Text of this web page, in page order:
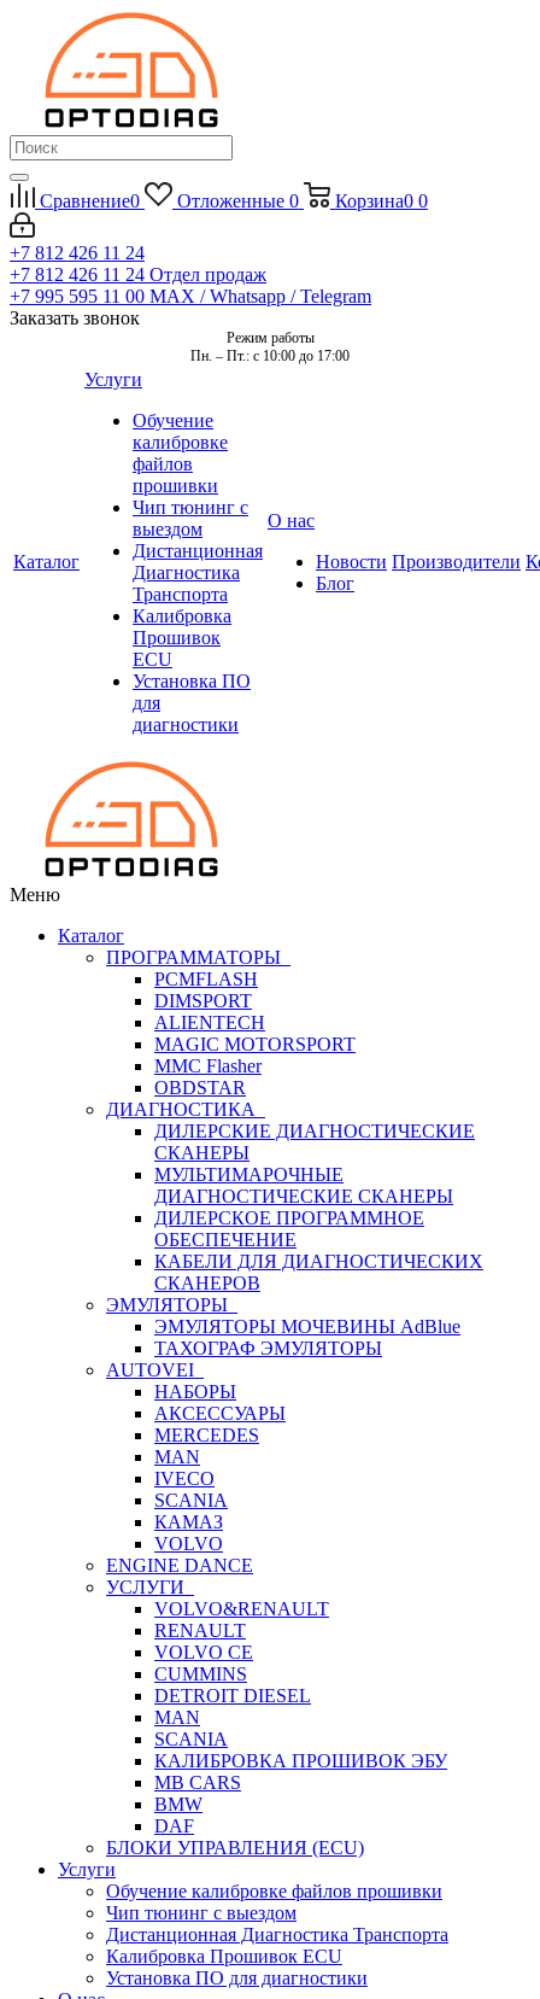
Сравнение0 Отложенные 0 Корзина0 0
+7 812 426 11 24
+7 812 426 11 24 Отдел продаж
+7 995 595 11 00 MAX / Whatsapp / Telegram
Заказать звонок
Режим работы
Пн. – Пт.: с 10:00 до 17:00
Каталог
Услуги
Обучение
калибровке
файлов
прошивки
Чип тюнинг с
выездом
Дистанционная
Диагностика
Транспорта
Калибровка
Прошивок
ECU
Установка ПО
для
диагностики
О нас
Новости
Блог
Производители
Меню
Каталог
ПРОГРАММАТОРЫ
PCMFLASH
DIMSPORT
ALIENTECH
MAGIC MOTORSPORT
MMC Flasher
OBDSTAR
ДИАГНОСТИКА
ДИЛЕРСКИЕ ДИАГНОСТИЧЕСКИЕ
СКАНЕРЫ
МУЛЬТИМАРОЧНЫЕ
ДИАГНОСТИЧЕСКИЕ СКАНЕРЫ
ДИЛЕРСКОЕ ПРОГРАММНОЕ
ОБЕСПЕЧЕНИЕ
КАБЕЛИ ДЛЯ ДИАГНОСТИЧЕСКИХ
СКАНЕРОВ
ЭМУЛЯТОРЫ
ЭМУЛЯТОРЫ МОЧЕВИНЫ АdBlue
ТАХОГРАФ ЭМУЛЯТОРЫ
AUTOVEI
НАБОРЫ
АКСЕССУАРЫ
MERCEDES
MAN
IVECO
SCANIA
КАМАЗ
VOLVO
ENGINE DANCE
УСЛУГИ
VOLVO&RENAULT
RENAULT
VOLVO CE
CUMMINS
DETROIT DIESEL
MAN
SCANIA
КАЛИБРОВКА ПРОШИВОК ЭБУ
MB CARS
BMW
DAF
БЛОКИ УПРАВЛЕНИЯ (ECU)
Услуги
Обучение калибровке файлов прошивки
Чип тюнинг с выездом
Дистанционная Диагностика Транспорта
Калибровка Прошивок ECU
Установка ПО для диагностики